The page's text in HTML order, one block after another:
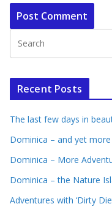
Recent Posts
The last few days in
Dominica – and yet
Dominica – More
Dominica – the Nature
Adventures with ‘Dirty